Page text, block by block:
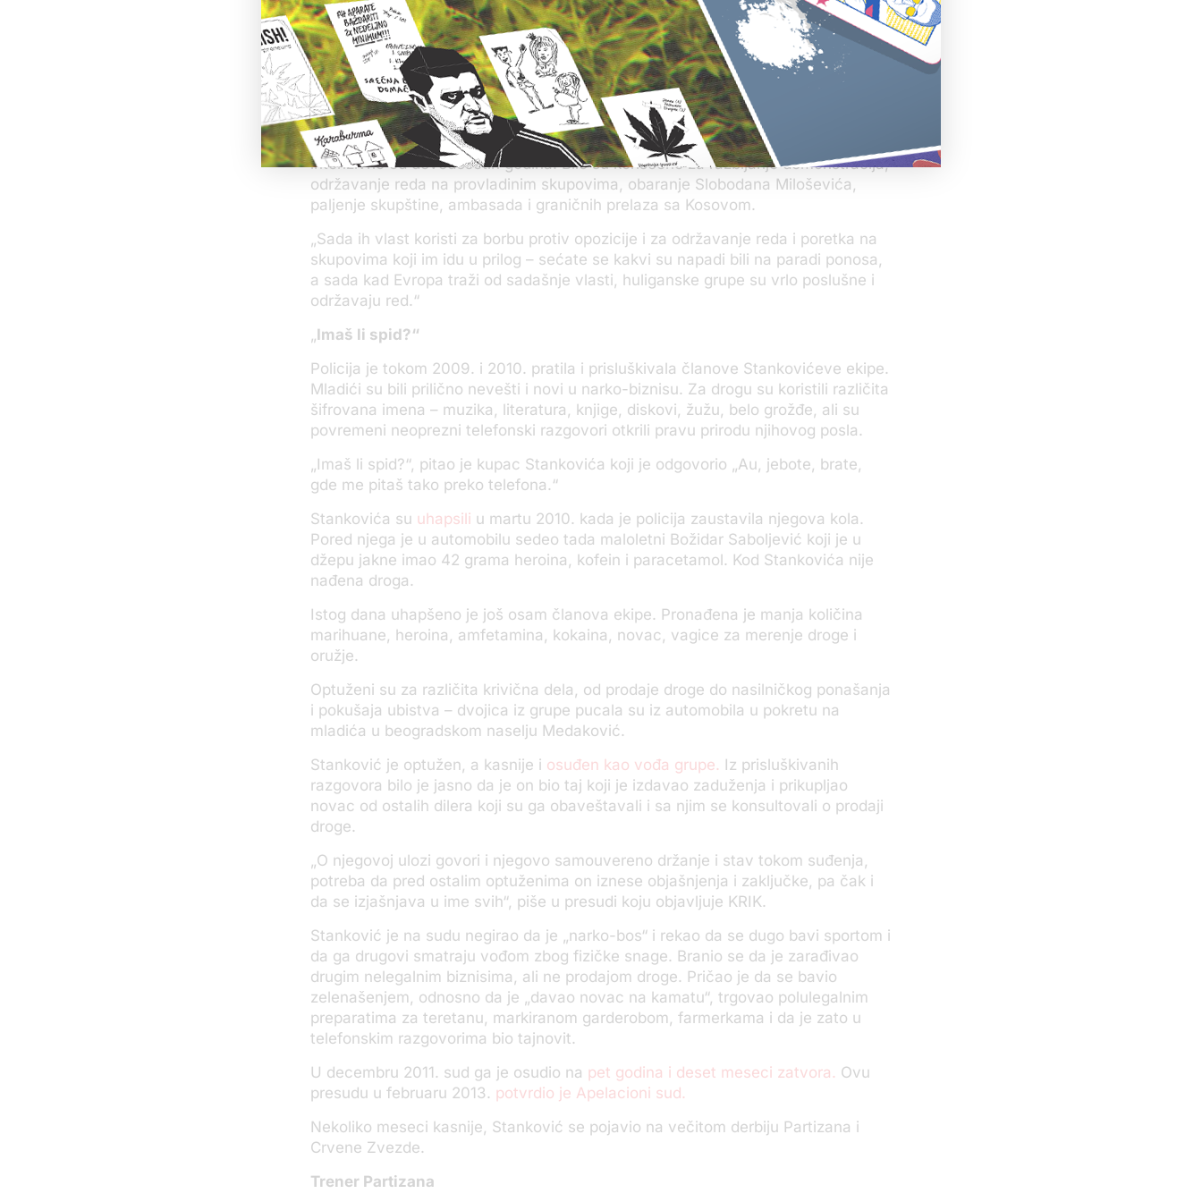
Kriminolog Dobrivoje Radovanović, koji je analizirao za KRIK ovaj slučaj, kaže da
narko-dileri i huligani neretko imaju zaštitu države i političara.
„Druga zaštita sem političke im nije ni potrebna. Dovoljno je da političar okrene
sudiju i kaže: ʼOdloži to našem čovekuʼ i on će da odloži“, kaže Radovanović.
On ističe da su u Srbiji huliganske grupe upotrebljavane u političke svrhe vrlo
intenzivno od devedesetih godina. Bile su korišćene za razbijanje demonstracija,
održavanje reda na provladinim skupovima, obaranje Slobodana Miloševića,
paljenje skupštine, ambasada i graničnih prelaza sa Kosovom.
Sada ih vlast koristi za borbu protiv opozicije i za održavanje reda i poretka na
skupovima koji im idu u prilog – sećate se kakvi su napadi bili na paradi ponosa,
a sada kad Evropa traži od sadašnje vlasti, huliganske grupe su vrlo poslušne i
održavaju red.“
Imaš li spid?“
Policija je tokom 2009. i 2010. pratila i prisluškivala članove Stankovićeve ekipe.
Mladići su bili prilično nevešti i novi u narko-biznisu. Za drogu su koristili različita
šifrovana imena – muzika, literatura, knjige, diskovi, žužu, belo grožđe, ali su
povremeni neoprezni telefonski razgovori otkrili pravu prirodu njihovog posla.
Imaš li spid?“, pitao je kupac Stankovića koji je odgovorio „Au, jebote, brate,
gde me pitaš tako preko telefona.“
Stankovića su uhapsili u martu 2010. kada je policija zaustavila njegova kola.
Pored njega je u automobilu sedeo tada maloletni Božidar Saboljević koji je u
džepu jakne imao 42 grama heroina, kofein i paracetamol. Kod Stankovića nije
nađena droga.
Istog dana uhapšeno je još osam članova ekipe. Pronađena je manja količina
marihuane, heroina, amfetamina, kokaina, novac, vagice za merenje droge i
oružje.
Optuženi su za različita krivična dela, od prodaje droge do nasilničkog ponašanja
i pokušaja ubistva – dvojica iz grupe pucala su iz automobila u pokretu na
mladića u beogradskom naselju Medaković.
Stanković je optužen, a kasnije i osuđen kao vođa grupe. Iz prisluškivanih
razgovora bilo je jasno da je on bio taj koji je izdavao zaduženja i prikupljao
novac od ostalih dilera koji su ga obaveštavali i sa njim se konsultovali o prodaji
droge.
O njegovoj ulozi govori i njegovo samouvereno držanje i stav tokom suđenja,
potreba da pred ostalim optuženima on iznese objašnjenja i zaključke, pa čak i
da se izjašnjava u ime svih“, piše u presudi koju objavljuje KRIK.
Stanković je na sudu negirao da je „narko-bos“ i rekao da se dugo bavi sportom i
da ga drugovi smatraju vođom zbog fizičke snage. Branio se da je zarađivao
drugim nelegalnim biznisima, ali ne prоdajom droge. Pričao je da se bavio
zelenašenjem, odnosno da je „davao novac na kamatu“, trgovao polulegalnim
preparatima za teretanu, markiranom garderobom, farmerkama i da je zato u
telefonskim razgovorima bio tajnovit.
U decembru 2011. sud ga je osudio na pet godina i deset meseci zatvora. Ovu
presudu u februaru 2013. potvrdio je Apelacioni sud.
Nekoliko meseci kasnije, Stanković se pojavio na večitom derbiju Partizana i
Crvene Zvezde.
Trener Partizana